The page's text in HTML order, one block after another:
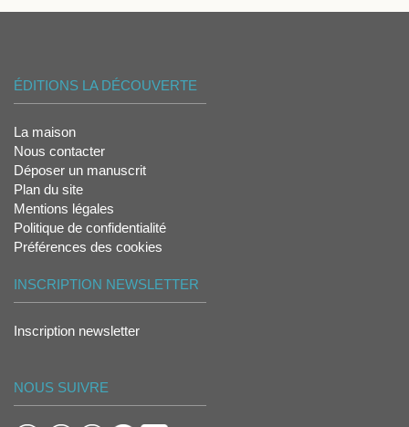
ÉDITIONS LA DÉCOUVERTE
La maison
Nous contacter
Déposer un manuscrit
Plan du site
Mentions légales
Politique de confidentialité
Préférences des cookies
INSCRIPTION NEWSLETTER
Inscription newsletter
NOUS SUIVRE